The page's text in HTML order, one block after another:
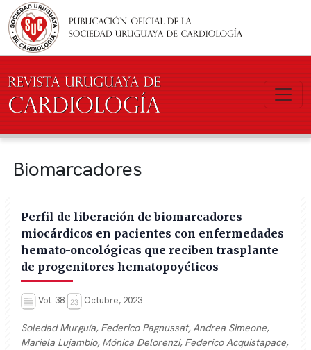
Pasar al contenido principal
Biomarcadores
Perfil de liberación de biomarcadores
miocárdicos en pacientes con enfermedades
hemato-oncológicas que reciben trasplante
de progenitores hematopoyéticos
Vol. 38 Octubre, 2023
Soledad Murguía, Federico Pagnussat, Andrea Simeone,
Mariela Lujambio, Mónica Delorenzi, Federico Acquistapace,